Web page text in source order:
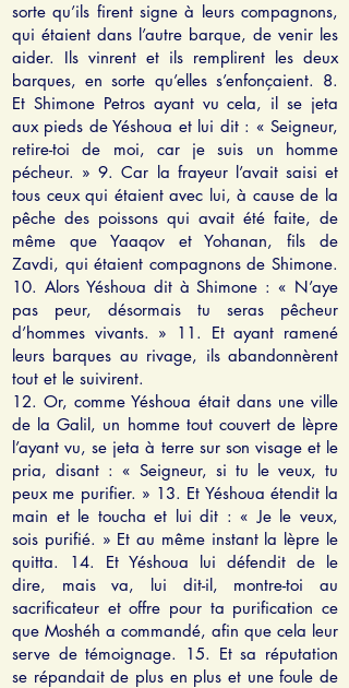
sorte qu’ils firent signe à leurs compagnons,
qui étaient dans l’autre barque, de venir les
aider. Ils vinrent et ils remplirent les deux
barques, en sorte qu’elles s’enfonçaient. 8.
Et Shimone Petros ayant vu cela, il se jeta
aux pieds de Yéshoua et lui dit : « Seigneur,
retire-toi de moi, car je suis un homme
pécheur. » 9. Car la frayeur l’avait saisi et
tous ceux qui étaient avec lui, à cause de la
pêche des poissons qui avait été faite, de
même que Yaaqov et Yohanan, fils de
Zavdi, qui étaient compagnons de Shimone.
10. Alors Yéshoua dit à Shimone : « N’aye
pas peur, désormais tu seras pêcheur
d’hommes vivants. » 11. Et ayant ramené
leurs barques au rivage, ils abandonnèrent
tout et le suivirent.
12. Or, comme Yéshoua était dans une ville
de la Galil, un homme tout couvert de lèpre
l’ayant vu, se jeta à terre sur son visage et le
pria, disant : « Seigneur, si tu le veux, tu
peux me purifier. » 13. Et Yéshoua étendit la
main et le toucha et lui dit : « Je le veux,
sois purifié. » Et au même instant la lèpre le
quitta. 14. Et Yéshoua lui défendit de le
dire, mais va, lui dit-il, montre-toi au
sacrificateur et offre pour ta purification ce
que Moshéh a commandé, afin que cela leur
serve de témoignage. 15. Et sa réputation
se répandait de plus en plus et une foule de